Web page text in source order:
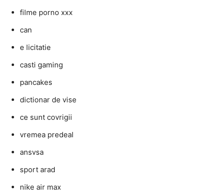
filme porno xxx
can
e licitatie
casti gaming
pancakes
dictionar de vise
ce sunt covrigii
vremea predeal
ansvsa
sport arad
nike air max